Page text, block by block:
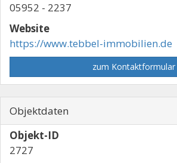
05952 - 2237
Website
https://www.tebbel-immobilien.de
zum Kontaktformular
Objektdaten
Objekt-ID
2727